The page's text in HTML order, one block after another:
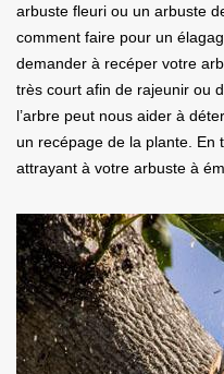
arbuste fleuri ou un arbuste
comment faire pour un
demander à recéper votre
très court afin de rajeunir ou
l’arbre peut nous aider à
un recépage de la plante. En
attrayant à votre arbuste à